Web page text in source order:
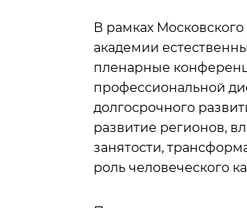
В рамках
академии
пленарные
профессиональной
долгосрочного
развитие регионов,
занятости,
роль человеческого